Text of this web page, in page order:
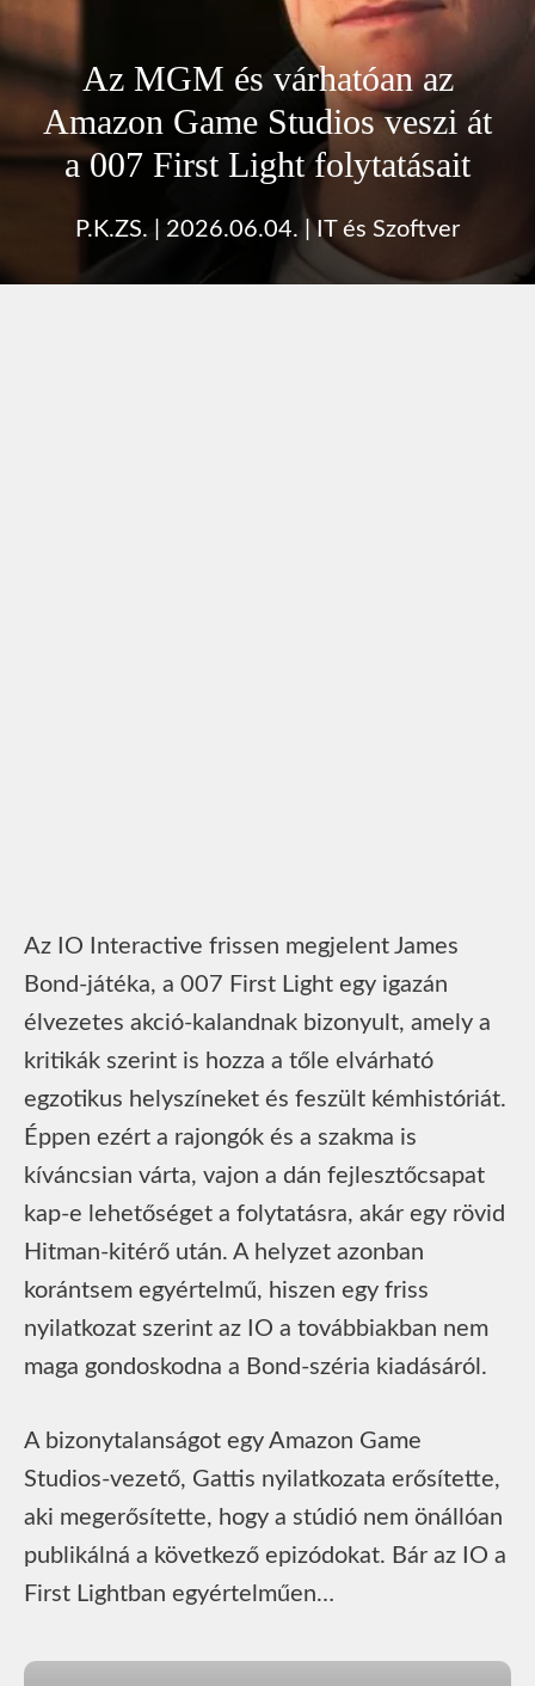
Az MGM és várhatóan az
Amazon Game Studios veszi át
a 007 First Light folytatásait
P.K.ZS. 2026.06.04. |IT és Szoftver
Az IO Interactive frissen megjelent James
Bond-játéka, a 007 First Light egy igazán
élvezetes akció-kalandnak bizonyult, amely a
kritikák szerint is hozza a tőle elvárható
egzotikus helyszíneket és feszült kémhistóriát.
Éppen ezért a rajongók és a szakma is
kíváncsian várta, vajon a dán fejlesztőcsapat
kap-e lehetőséget a folytatásra, akár egy rövid
Hitman-kitérő után. A helyzet azonban
korántsem egyértelmű, hiszen egy friss
nyilatkozat szerint az IO a továbbiakban nem
maga gondoskodna a Bond-széria kiadásáról.
A bizonytalanságot egy Amazon Game
Studios-vezető, Gattis nyilatkozata erősítette,
aki megerősítette, hogy a stúdió nem önállóan
publikálná a következő epizódokat. Bár az IO a
First Lightban egyértelműen…